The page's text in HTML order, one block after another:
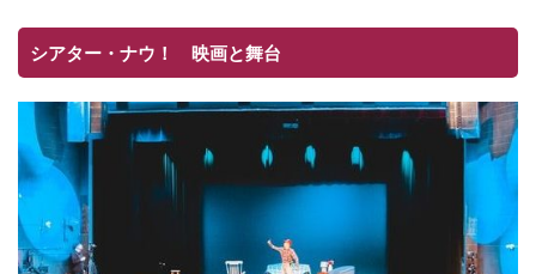
シアター・ナウ！ 映画と舞台